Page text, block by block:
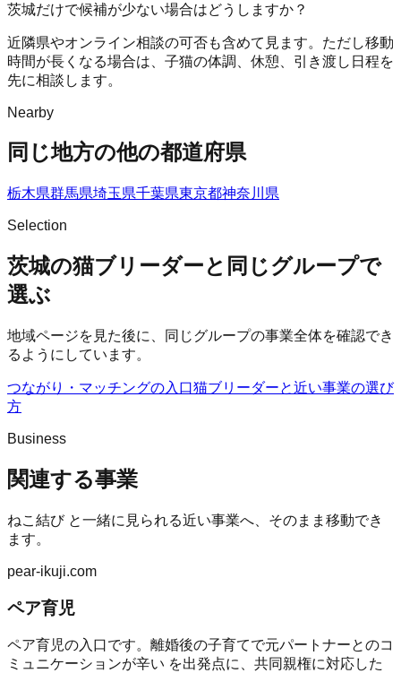
茨城だけで候補が少ない場合はどうしますか？
近隣県やオンライン相談の可否も含めて見ます。ただし移動
時間が長くなる場合は、子猫の体調、休憩、引き渡し日程を
先に相談します。
Nearby
同じ地方の他の都道府県
栃木県群馬県埼玉県千葉県東京都神奈川県
Selection
茨城の猫ブリーダーと同じグループで
選ぶ
地域ページを見た後に、同じグループの事業全体を確認でき
るようにしています。
つながり・マッチングの入口猫ブリーダーと近い事業の選び
方
Business
関連する事業
ねこ結びと一緒に見られる近い事業へ、そのまま移動でき
ます。
pear-ikuji.com
ペア育児
ペア育児の入口です。離婚後の子育てで元パートナーとのコ
ミュニケーションが辛い を出発点に、共同親権に対応した